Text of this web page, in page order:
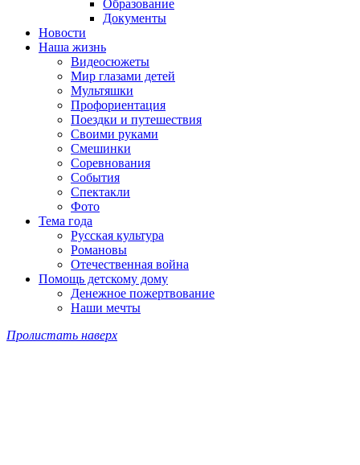
Образование
Документы
Новости
Наша жизнь
Видеосюжеты
Мир глазами детей
Мультяшки
Профориентация
Поездки и путешествия
Своими руками
Смешинки
Соревнования
События
Спектакли
Фото
Тема года
Русская культура
Романовы
Отечественная война
Помощь детскому дому
Денежное пожертвование
Наши мечты
Пролистать наверх